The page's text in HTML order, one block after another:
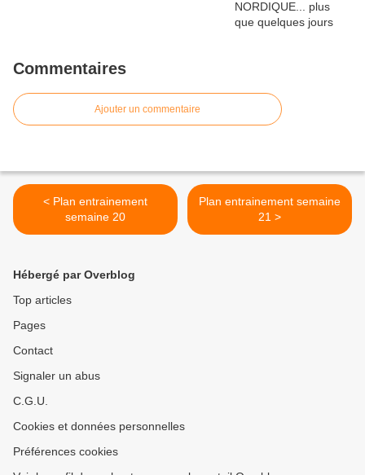
Commentaires
Ajouter un commentaire
< Plan entrainement
semaine 20
Plan entrainement semaine
21 >
Hébergé par Overblog
Top articles
Pages
Contact
Signaler un abus
C.G.U.
Cookies et données personnelles
Préférences cookies